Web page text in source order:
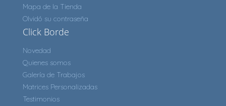
Mapa de la Tienda
Olvidó su contraseña
Click Borde
Novedad
Quienes somos
Galería de Trabajos
Matrices Personalizadas
Testimonios